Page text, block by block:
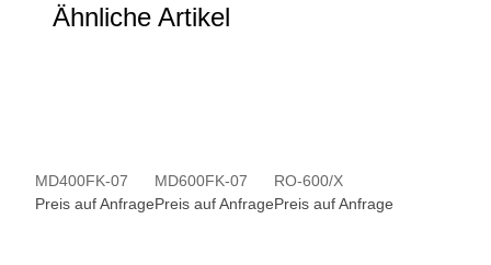
Ähnliche Artikel
MD400FK-07
Preis auf Anfrage
MD600FK-07
Preis auf Anfrage
RO-600/X
Preis auf Anfrage